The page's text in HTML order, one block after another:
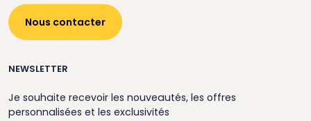
Nous contacter
NEWSLETTER
Je souhaite recevoir les nouveautés, les offres
personnalisées et les exclusivités